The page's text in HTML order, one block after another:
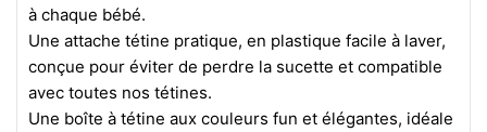
à chaque bébé.
Une attache tétine pratique, en plastique facile à laver,
conçue pour éviter de perdre la sucette et compatible
avec toutes nos tétines.
Une boîte à tétine aux couleurs fun et élégantes, idéale